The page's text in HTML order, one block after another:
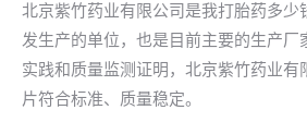
北京紫竹药业有限公司是我打胎药多少
发生产的单位，也是目前主要的生产厂
实践和质量监测证明，北京紫竹药业有
片符合标准、质量稳定。